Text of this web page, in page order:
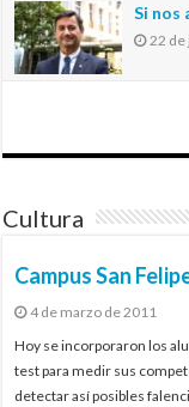
Si nos
22
Cultura
Campus San
4 de marzo de 2011
Hoy se incorporaron los
test para medir sus
detectar así posibles